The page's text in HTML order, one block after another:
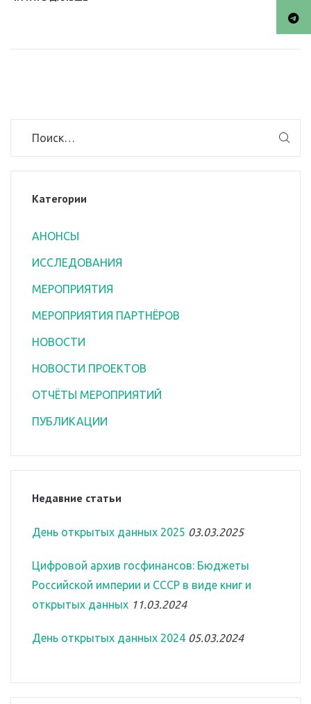
Категории
АНОНСЫ
ИССЛЕДОВАНИЯ
МЕРОПРИЯТИЯ
МЕРОПРИЯТИЯ ПАРТНЁРОВ
НОВОСТИ
НОВОСТИ ПРОЕКТОВ
ОТЧЁТЫ МЕРОПРИЯТИЙ
ПУБЛИКАЦИИ
Недавние статьи
День открытых данных 2025 03.03.2025
Цифровой архив госфинансов: Бюджеты
Российской империи и СССР в виде книг и
открытых данных 11.03.2024
День открытых данных 2024 05.03.2024